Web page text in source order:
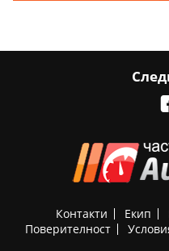
Контакти Екип
Поверителност